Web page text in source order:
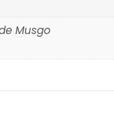
Musgo